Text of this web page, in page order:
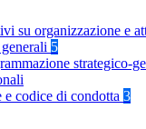
su organizzazione e
5
strategico-
codice di condotta 3